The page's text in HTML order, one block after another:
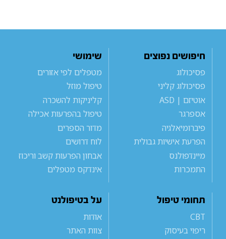
חיפושים נפוצים
פסיכולוג
פסיכולוג קליני
אוטיזם | ASD
אספרגר
פיברומיאלגיה
הפרעת אישיות גבולית
מיינדפולנס
התמכרות
שימושי
מטפלים לפי אזורים
טיפול מוזל
קליניקות להשכרה
טיפול בהפרעות אכילה
מדור הספרים
לוח דרושים
אבחון הפרעות קשב וריכוז
אינדקס מטפלים
תחומי טיפול
CBT
ריפוי בעיסוק
על בטיפולנט
אודות
צוות האתר